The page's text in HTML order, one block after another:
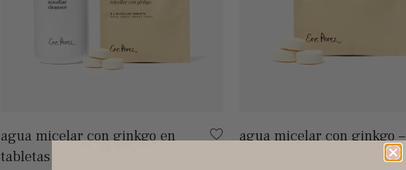
agua micelar con ginkgo en
tabletas
agua micelar con ginkgo –